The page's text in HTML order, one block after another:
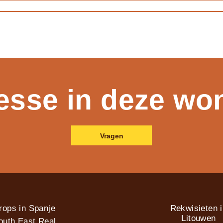
in deze
Vragen
in Spanje
East Real
Rekwisieten
Litouwen